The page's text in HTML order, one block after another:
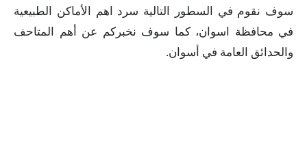
سوف نقوم في السطور التالية سرد اهم الأماكن الطبيعية
في محافظة اسوان، كما سوف نخبركم عن أهم المتاحف
والحدائق العامة في أسوان.